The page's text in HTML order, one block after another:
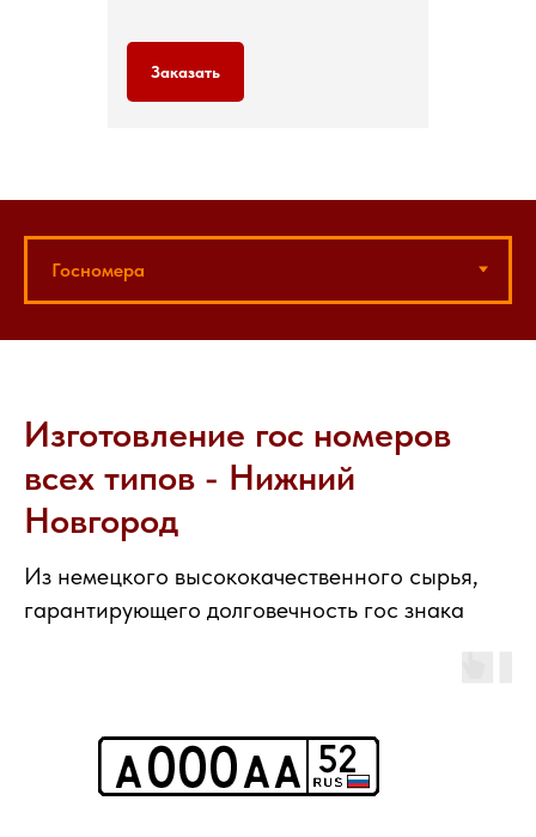
Заказать
Изготовление гос номеров
всех типов - Нижний
Новгород
Из немецкого высококачественного сырья,
гарантирующего долговечность гос знака